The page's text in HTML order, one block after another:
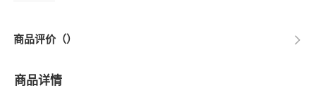
商品评价（）
商品详情